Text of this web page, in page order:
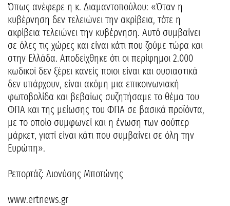
Όπως ανέφερε η κ. Διαμαντοπούλου: «Όταν η
κυβέρνηση δεν τελειώνει την ακρίβεια, τότε η
ακρίβεια τελειώνει την κυβέρνηση. Αυτό συμβαίνει
σε όλες τις χώρες και είναι κάτι που ζούμε τώρα και
στην Ελλάδα. Αποδείχθηκε ότι οι περίφημοι 2.000
κωδικοί δεν ξέρει κανείς ποιοι είναι και ουσιαστικά
δεν υπάρχουν, είναι ακόμη μια επικοινωνιακή
φωτοβολίδα και βεβαίως συζητήσαμε το θέμα του
ΦΠΑ και της μείωσης του ΦΠΑ σε βασικά προϊόντα,
με το οποίο συμφωνεί και η ένωση των σούπερ
μάρκετ, γιατί είναι κάτι που συμβαίνει σε όλη την
Ευρώπη».
Ρεπορτάζ: Διονύσης Μποτώνης
www.ertnews.gr